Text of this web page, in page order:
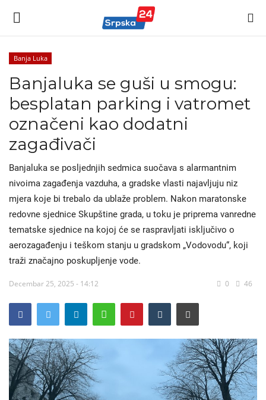
Vijesti
Kontakt
Politika
Marketing
Sport
Korona Virus
Auto-moto
Gradovi
Turizam
Biznis
Banja Luka
Banjaluka se guši u smogu:
besplatan parking i vatromet
označeni kao dodatni
zagađivači
Banjaluka se posljednjih sedmica suočava s alarmantnim
nivoima zagađenja vazduha, a gradske vlasti najavljuju niz
mjera koje bi trebalo da ublaže problem. Nakon maratonske
redovne sjednice Skupštine grada, u toku je priprema vanredne
tematske sjednice na kojoj će se raspravljati isključivo o
aerozagađenju i teškom stanju u gradskom „Vodovodu“, koji
traži značajno poskupljenje vode.
Decembar 25, 2025 - 14:12 0 46